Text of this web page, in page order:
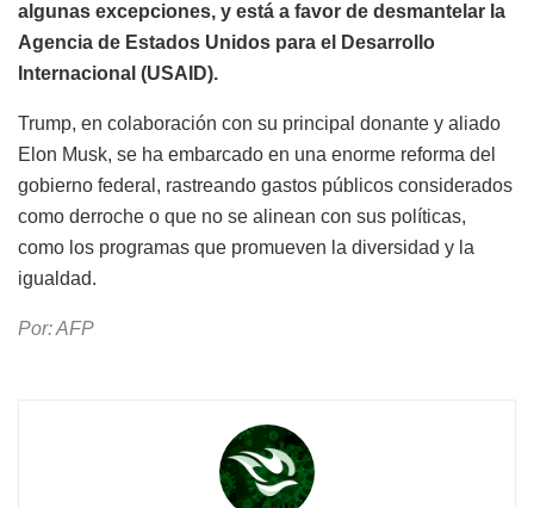
algunas excepciones, y está a favor de desmantelar la
Agencia de Estados Unidos para el Desarrollo
Internacional (USAID).
Trump, en colaboración con su principal donante y aliado
Elon Musk, se ha embarcado en una enorme reforma del
gobierno federal, rastreando gastos públicos considerados
como derroche o que no se alinean con sus políticas,
como los programas que promueven la diversidad y la
igualdad.
Por: AFP